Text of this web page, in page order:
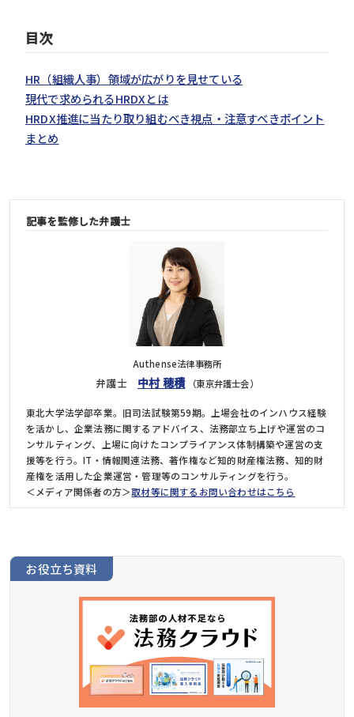
目次
HR（組織人事）領域が広がりを見せている
現代で求められるHRDXとは
HRDX推進に当たり取り組むべき視点・注意すべきポイント
まとめ
記事を監修した弁護士
Authense法律事務所
弁護士 中村 穂積 （東京弁護士会）
東北大学法学部卒業。旧司法試験第59期。上場会社のインハウス経験
を活かし、企業法務に関するアドバイス、法務部立ち上げや運営のコ
ンサルティング、上場に向けたコンプライアンス体制構築や運営の支
援等を行う。IT・情報関連法務、著作権など知的財産権法務、知的財
産権を活用した企業運営・管理等のコンサルティングを行う。
＜メディア関係者の方＞取材等に関するお問い合わせはこちら
お役立ち資料